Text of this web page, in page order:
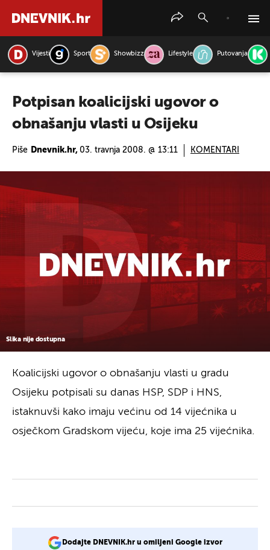
Vijesti Sport Showbizz Lifestyle Putovanja
Potpisan koalicijski ugovor o
obnašanju vlasti u Osijeku
Piše Dnevnik.hr, 03. travnja 2008. @ 13:11 KOMENTARI
Slika nije dostupna
Koalicijski ugovor o obnašanju vlasti u gradu
Osijeku potpisali su danas HSP, SDP i HNS,
istaknuvši kako imaju većinu od 14 vijećnika u
osječkom Gradskom vijeću, koje ima 25 vijećnika.
Dodajte DNEVNIK.hr u omiljeni Google izvor
PRETRAŽITE VIJESTI